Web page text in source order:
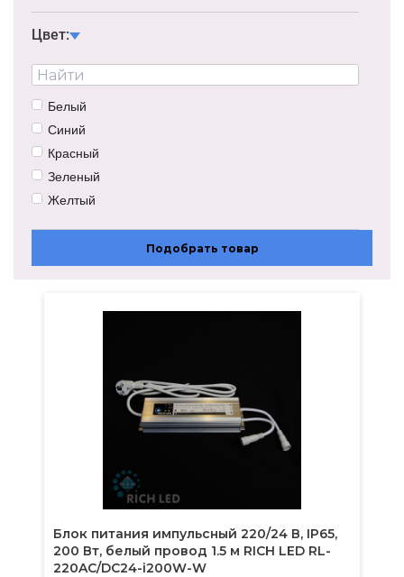
Цвет:
Белый
Синий
Красный
Зеленый
Желтый
Подобрать товар
Блок питания импульсный 220/24 В, IP65,
200 Вт, белый провод 1.5 м RICH LED RL-
220AC/DC24-i200W-W